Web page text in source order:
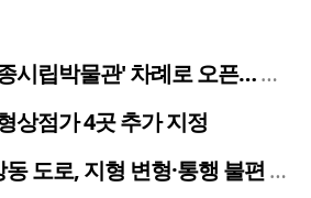
관' 차례로 오픈… 고운동 정주여건 좋아진다
상점가 4곳 추가 지정
로, 지형 변형·통행 불편 해법 찾는다